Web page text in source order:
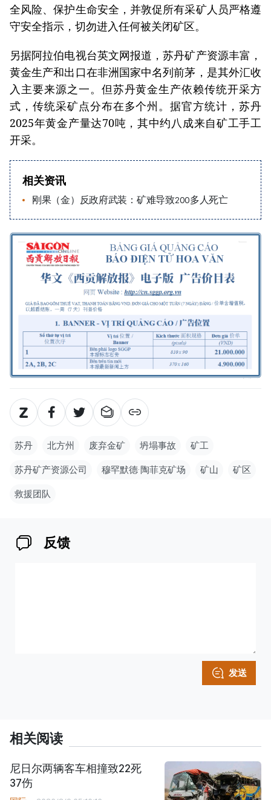
全风险、保护生命安全，并敦促所有采矿人员严格遵
守安全指示，切勿进入任何被关闭矿区。
另据阿拉伯电视台英文网报道，苏丹矿产资源丰富，
黄金生产和出口在非洲国家中名列前茅，是其外汇收
入主要来源之一。但苏丹黄金生产依赖传统开采方
式，传统采矿点分布在多个州。据官方统计，苏丹
2025年黄金产量达70吨，其中约八成来自矿工手工
开采。
相关资讯
刚果（金）反政府武装：矿难导致200多人死亡
苏丹 北方州 废弃金矿 坍塌事故 矿工
苏丹矿产资源公司 穆罕默德·陶菲克矿场 矿山 矿区
救援团队
反馈
发送
相关阅读
尼日尔两辆客车相撞致22死
37伤